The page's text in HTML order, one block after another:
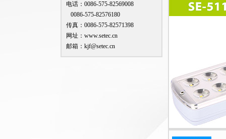
电话：0086-575-82569008
0086-575-82576180
传真：0086-575-82571398
网址：www.setec.cn
邮箱：kjf@setec.cn